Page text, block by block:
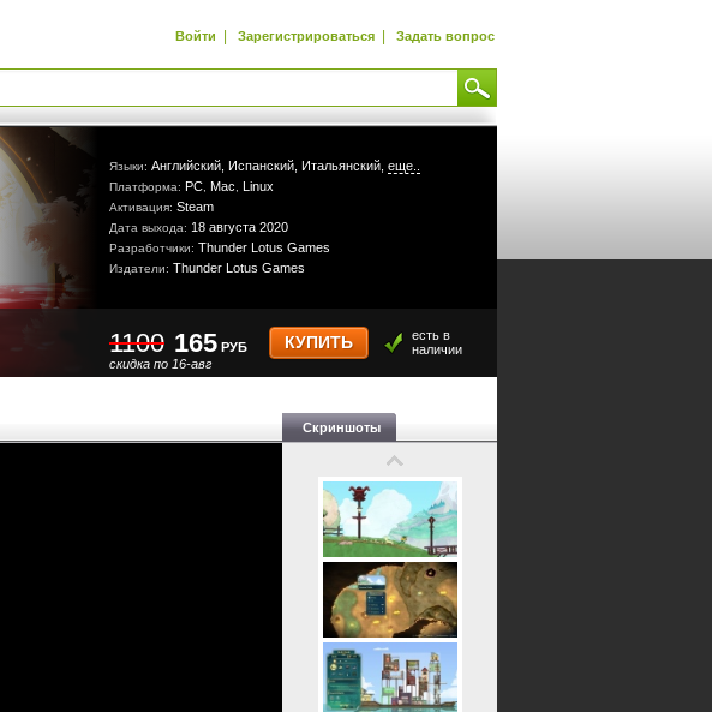
Войти | Зарегистрироваться | Задать вопрос
Языки: Английский, Испанский, Итальянский, еще..
Платформа: PC Mac Linux
Активация: Steam
Дата выхода: 18 августа 2020
Разработчики: Thunder Lotus Games
Издатели: Thunder Lotus Games
1100
скидка по 16-авг
165 РУБ КУПИТЬ
есть в
наличии
Скриншоты